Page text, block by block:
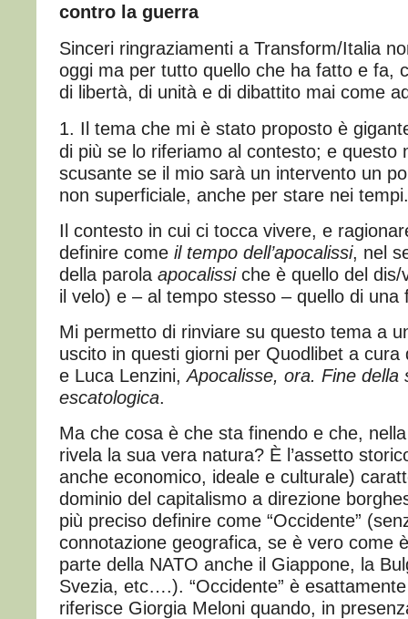
contro la guerra
Sinceri ringraziamenti a Transform/Italia
oggi ma per tutto quello che ha fatto e fa,
di libertà, di unità e di dibattito mai come
1. Il tema che mi è stato proposto è
di più se lo riferiamo al contesto; e questo
scusante se il mio sarà un intervento un
non superficiale, anche per stare nei tempi.
Il contesto in cui ci tocca vivere, e
definire come il tempo dell’apocalissi, nel
della parola apocalissiche è quello del dis/
il velo) e – al tempo stesso – quello di una
Mi permetto di rinviare su questo tema a
uscito in questi giorni per Quodlibet a cura
e Luca Lenzini,Apocalisse, ora. Fine della
escatologica.
Ma che cosa è che sta finendo e che,
rivela la sua vera natura? È l’assetto
anche economico, ideale e culturale)
dominio del capitalismo a direzione
più preciso definire come “Occidente”
connotazione geografica, se è vero come
parte della NATO anche il Giappone, la
Svezia, etc….). “Occidente” è
riferisce Giorgia Meloni quando, in